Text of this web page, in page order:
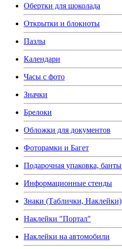
Обертки для шоколада
Открытки и блокноты
Пазлы
Календари
Часы с фото
Значки
Брелоки
Обложки для документов
Фоторамки и Багет
Подарочная упаковка, банты
Информационные стенды
Знаки (Таблички, Наклейки)
Наклейки "Портал"
Наклейки на автомобили